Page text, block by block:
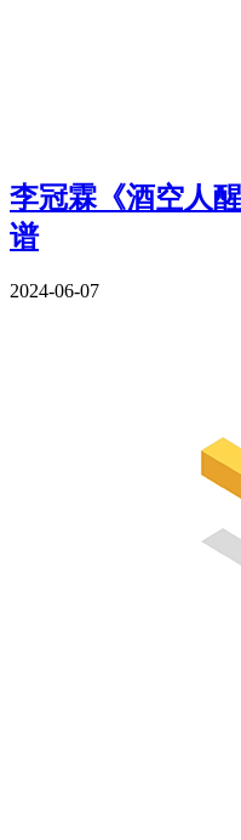
李冠霖《酒空人
谱
2024-06-07